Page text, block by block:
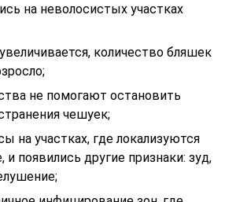
на неволосистых участках
количество бляшек
не помогают остановить
чешуек;
на участках, где локализуются
и появились другие признаки: зуд,